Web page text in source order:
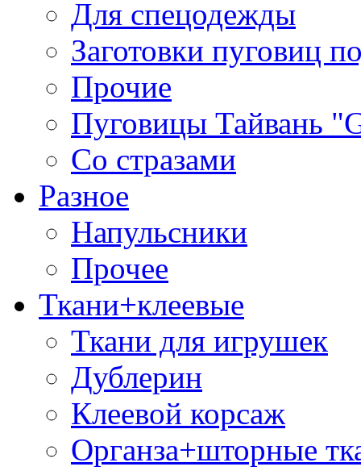
Для спецодежды
Заготовки пуговиц
Прочие
Пуговицы Тайвань
Со стразами
Разное
Напульсники
Прочее
Ткани+клеевые
Ткани для игрушек
Дублерин
Клеевой корсаж
Органза+шторные